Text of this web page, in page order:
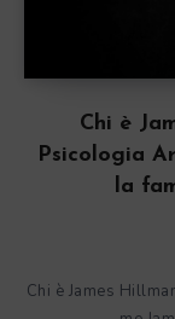
Chi è
Psicologia
la
Chi è James